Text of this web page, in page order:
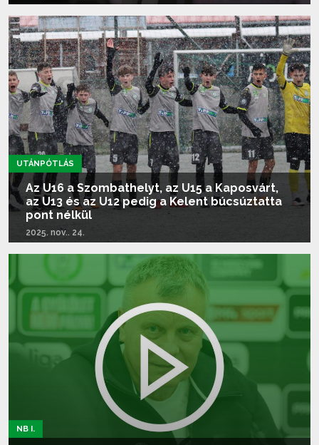
Tovább olvasom...
UTÁNPÓTLÁS
Az U16 a Szombathelyt, az U15 a Kaposvárt,
az U13 és az U12 pedig a Kelent búcsúztatta
pont nélkül
2025. nov.. 24.
Tovább olvasom...
NB I.